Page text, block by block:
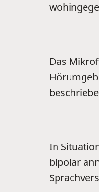
Das
In
bipolar